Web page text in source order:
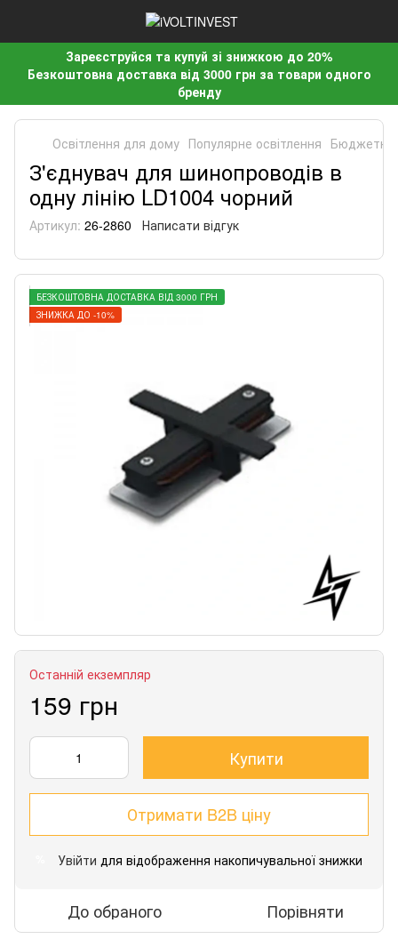
Зареєструйся та купуй зі знижкою до 20%
Безкоштовна доставка від 3000 грн за товари одного
бренду
Освітлення для дому Популярне освітлення Бюджетне
З'єднувач для шинопроводів в
одну лінію LD1004 чорний
Артикул: 26-2860 Написати відгук
БЕЗКОШТОВНА ДОСТАВКА ВІД 3000 ГРН
ЗНИЖКА ДО -10%
Останній екземпляр
159 грн
Купити
Отримати B2B ціну
Увійти для відображення накопичувальної знижки
До обраного Порівняти